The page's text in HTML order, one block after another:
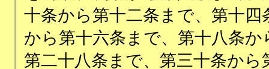
十条から第十二条まで、第十四
から第十六条まで、第十八条か
第二十八条まで、第三十条から